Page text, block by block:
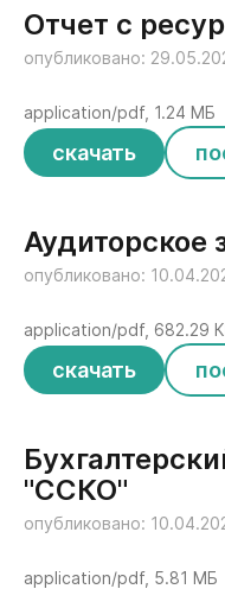
Отчет с
опубликовано:
скачать
application/pdf, 1.24 МБ
Аудиторское
опубликовано:
скачать
application/pdf, 682.29
"ССКО"
опубликовано:
application/pdf, 5.81 МБ